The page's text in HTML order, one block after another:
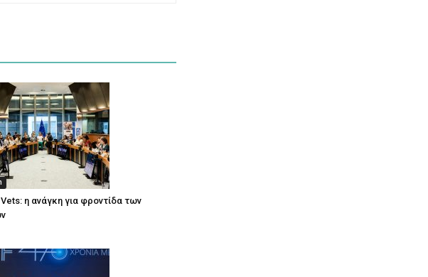
η ανάγκη για φροντίδα των